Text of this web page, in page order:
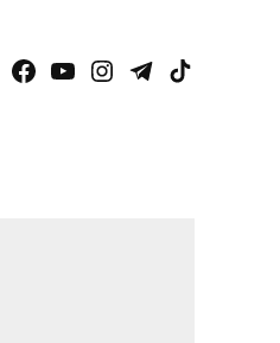
Facebook Page
YouTubeInstagram
Telegram
TikTok